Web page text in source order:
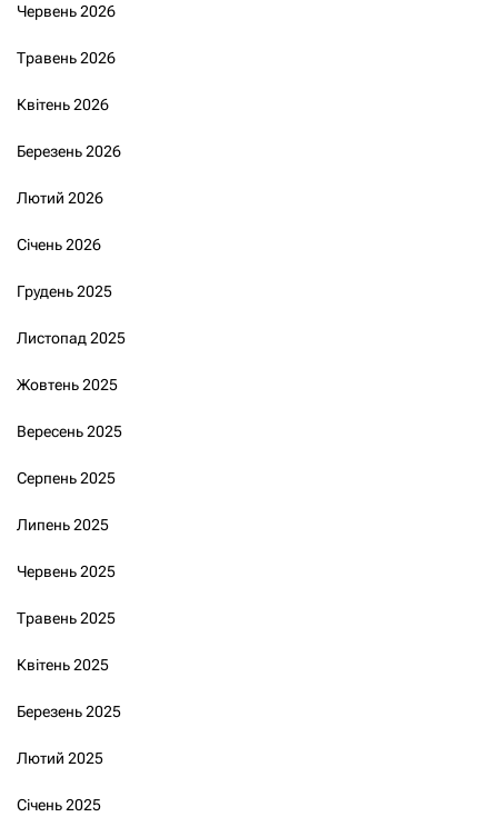
Червень 2026
Травень 2026
Квітень 2026
Березень 2026
Лютий 2026
Січень 2026
Грудень 2025
Листопад 2025
Жовтень 2025
Вересень 2025
Серпень 2025
Липень 2025
Червень 2025
Травень 2025
Квітень 2025
Березень 2025
Лютий 2025
Січень 2025